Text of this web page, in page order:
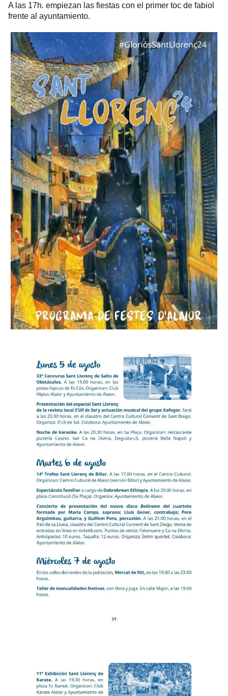
A las 17h. empiezan las fiestas con el primer toc de fabiol
frente al ayuntamiento.